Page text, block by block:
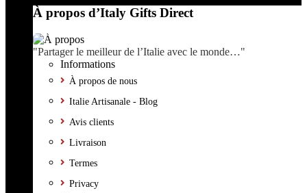
À propos d’Italy Gifts Direct
"Partager le meilleur de l’Italie avec le monde…"
Informations
À propos de nous
Italie Artisanale - Blog
Avis clients
Livraison
Termes
Privacy